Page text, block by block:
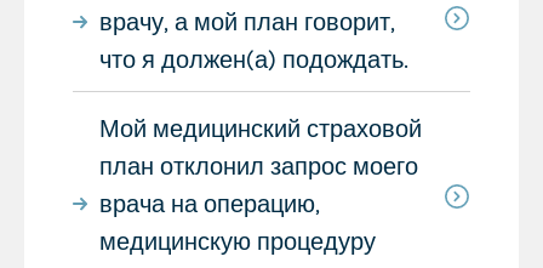
врачу, а мой план говорит,
что я должен(а) подождать.
Мой медицинский страховой
план отклонил запрос моего
врача на операцию,
медицинскую процедуру